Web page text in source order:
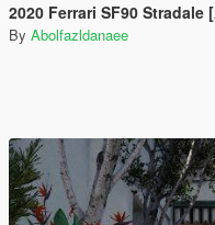
2020 Ferrari SF90 Stradale
By Abolfazldanaee